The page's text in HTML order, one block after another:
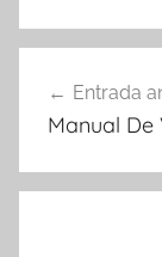
de
Entrada
Manual De